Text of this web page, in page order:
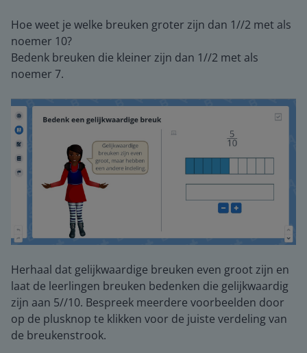
Hoe weet je welke breuken groter zijn dan 1//2 met als
noemer 10?
Bedenk breuken die kleiner zijn dan 1//2 met als
noemer 7.
Herhaal dat gelijkwaardige breuken even groot zijn en
laat de leerlingen breuken bedenken die gelijkwaardig
zijn aan 5//10. Bespreek meerdere voorbeelden door
op de plusknop te klikken voor de juiste verdeling van
de breukenstrook.